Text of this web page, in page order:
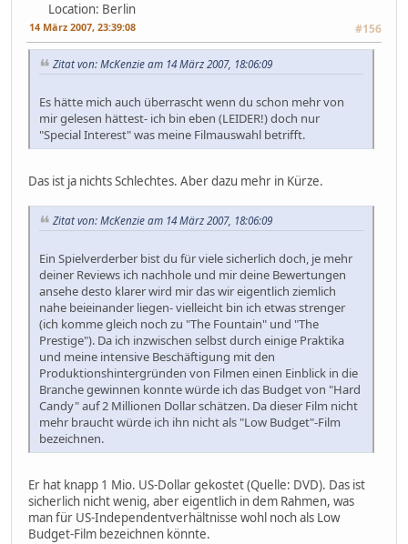
Location: Berlin
14 März 2007, 23:39:08 #156
Zitat von: McKenzie am 14 März 2007, 18:06:09
Es hätte mich auch überrascht wenn du schon mehr von
mir gelesen hättest- ich bin eben (LEIDER!) doch nur
"Special Interest" was meine Filmauswahl betrifft.
Das ist ja nichts Schlechtes. Aber dazu mehr in Kürze.
Zitat von: McKenzie am 14 März 2007, 18:06:09
Ein Spielverderber bist du für viele sicherlich doch, je mehr
deiner Reviews ich nachhole und mir deine Bewertungen
ansehe desto klarer wird mir das wir eigentlich ziemlich
nahe beieinander liegen- vielleicht bin ich etwas strenger
(ich komme gleich noch zu "The Fountain" und "The
Prestige"). Da ich inzwischen selbst durch einige Praktika
und meine intensive Beschäftigung mit den
Produktionshintergründen von Filmen einen Einblick in die
Branche gewinnen konnte würde ich das Budget von "Hard
Candy" auf 2 Millionen Dollar schätzen. Da dieser Film nicht
mehr braucht würde ich ihn nicht als "Low Budget"-Film
bezeichnen.
Er hat knapp 1 Mio. US-Dollar gekostet (Quelle: DVD). Das ist
sicherlich nicht wenig, aber eigentlich in dem Rahmen, was
man für US-Independentverhältnisse wohl noch als Low
Budget-Film bezeichnen könnte.